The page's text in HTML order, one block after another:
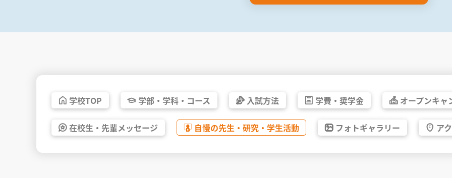
学校TOP 学部・ 学科・ コース 入試方法 学費・ 奨学金 オープンキャ
在校生・ 先輩メッセージ 自慢の先生・ 研究・ 学生活動 フォトギャラリー ア